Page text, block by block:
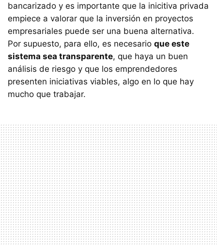
bancarizado y es importante que la inicitiva privada
empiece a valorar que la inversión en proyectos
empresariales puede ser una buena alternativa.
Por supuesto, para ello, es necesario que este
sistema sea transparente, que haya un buen
análisis de riesgo y que los emprendedores
presenten iniciativas viables, algo en lo que hay
mucho que trabajar.